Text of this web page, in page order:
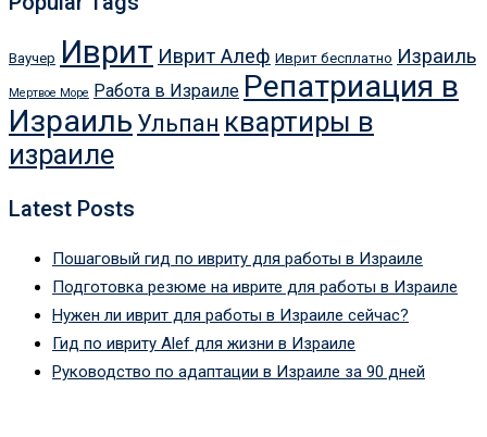
Ваучер Иврит Иврит Алеф Иврит бесплатно Израиль
Мертвое Море Работа в Израиле Репатриация в
Израиль Ульпан квартиры в
израиле
Latest Posts
Пошаговый гид по ивриту для работы в Израиле
Подготовка резюме на иврите для работы в Израиле
Нужен ли иврит для работы в Израиле сейчас?
Гид по ивриту Alef для жизни в Израиле
Руководство по адаптации в Израиле за 90 дней